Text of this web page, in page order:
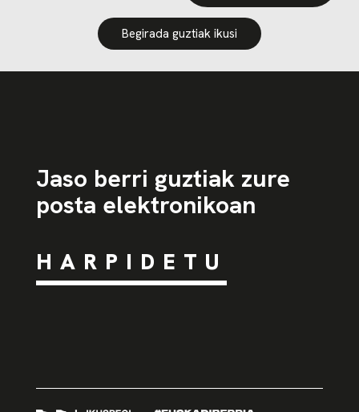
Begirada guztiak ikusi
Jaso berri guztiak zure
posta elektronikoan
HARPIDETU